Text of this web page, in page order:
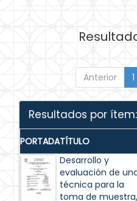
Anterior 1
Resultados por ítem:
PORTADATÍTULO
Desarrollo y
evaluación de
técnica para la
toma de muestra,